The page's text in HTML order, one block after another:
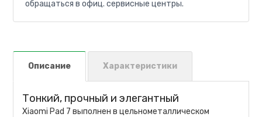
обращаться в офиц. сервисные центры.
Описание Характеристики
Тонкий, прочный и элегантный
Xiaomi Pad 7 выполнен в цельнометаллическом